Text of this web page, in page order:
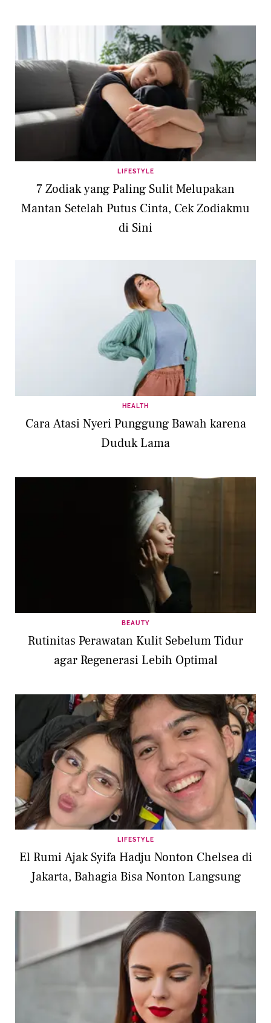
LIFESTYLE
7 Zodiak yang Paling Sulit Melupakan
Mantan Setelah Putus Cinta, Cek Zodiakmu
di Sini
HEALTH
Cara Atasi Nyeri Punggung Bawah karena
Duduk Lama
BEAUTY
Rutinitas Perawatan Kulit Sebelum Tidur
agar Regenerasi Lebih Optimal
LIFESTYLE
El Rumi Ajak Syifa Hadju Nonton Chelsea di
Jakarta, Bahagia Bisa Nonton Langsung